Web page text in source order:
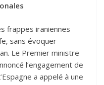
frappes iraniennes
sans évoquer
Le Premier ministre
l’engagement de
a appelé à une